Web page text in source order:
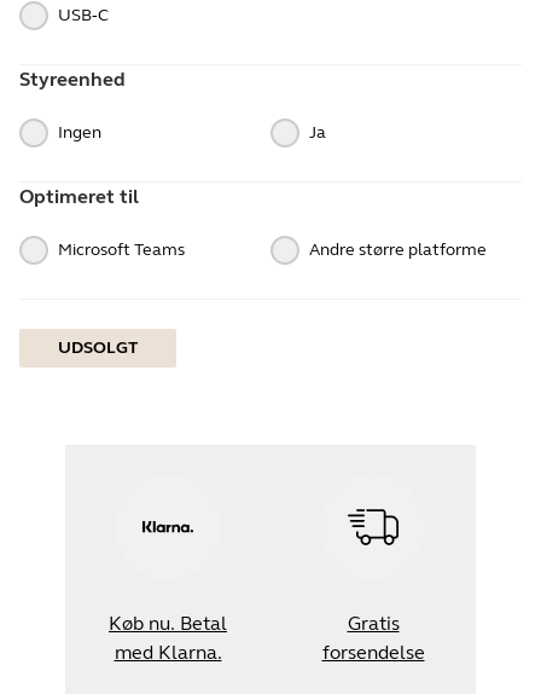
USB‑C
Styreenhed
Ingen Ja
Optimeret til
Microsoft Teams Andre større platforme
UDSOLGT
Køb nu. Betal
med Klarna.
Gratis
forsendelse